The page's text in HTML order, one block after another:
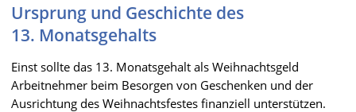
Ursprung und Geschichte des
13. Monatsgehalts
Einst sollte das 13. Monatsgehalt als Weihnachtsgeld
Arbeitnehmer beim Besorgen von Geschenken und der
Ausrichtung des Weihnachtsfestes finanziell unterstützen.